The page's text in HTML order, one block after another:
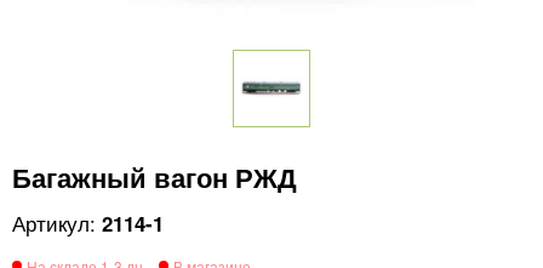
Багажный вагон РЖД
2114-1